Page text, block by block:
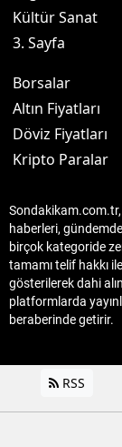
Kültür Sanat
3. Sayfa
Borsalar
Altın Fiyatları
Döviz Fiyatları
Kripto Paralar
haberleri,
birçok kategoride
tamamı telif hakkı
gösterilerek dahi
platformlarda
beraberinde getirir.
RSS